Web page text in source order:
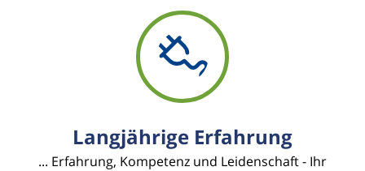
Langjährige Erfahrung
... Erfahrung, Kompetenz und Leidenschaft - Ihr